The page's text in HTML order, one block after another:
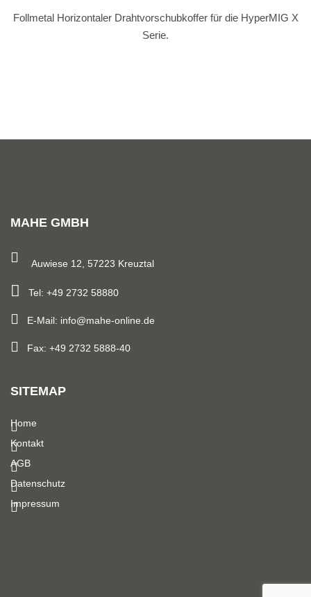
Follmetal Horizontaler Drahtvorschubkoffer für die HyperMIG X
Serie.
MAHE GMBH
Auwiese 12, 57223 Kreuztal
Tel: +49 2732 58880
E-Mail: info@mahe-online.de
Fax: +49 2732 5888-40
SITEMAP
Home
Kontakt
AGB
Datenschutz
Impressum